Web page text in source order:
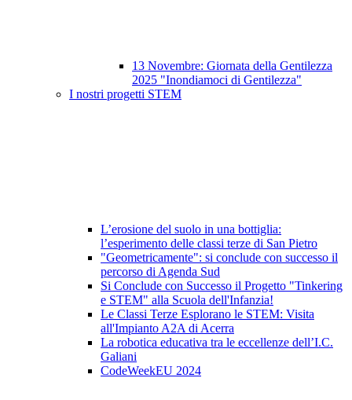
13 Novembre: Giornata della Gentilezza
2025 "Inondiamoci di Gentilezza"
I nostri progetti STEM
L’erosione del suolo in una bottiglia:
l’esperimento delle classi terze di San Pietro
"Geometricamente": si conclude con successo il
percorso di Agenda Sud
Si Conclude con Successo il Progetto "Tinkering
e STEM" alla Scuola dell'Infanzia!
Le Classi Terze Esplorano le STEM: Visita
all'Impianto A2A di Acerra
La robotica educativa tra le eccellenze dell’I.C.
Galiani
CodeWeekEU 2024